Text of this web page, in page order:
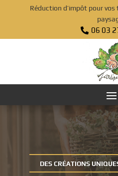
Réduction d’impôt pour
 06 03
DES CRÉATIONS